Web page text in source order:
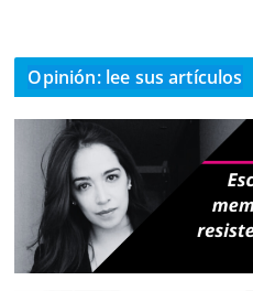
Opinión: lee sus artículos